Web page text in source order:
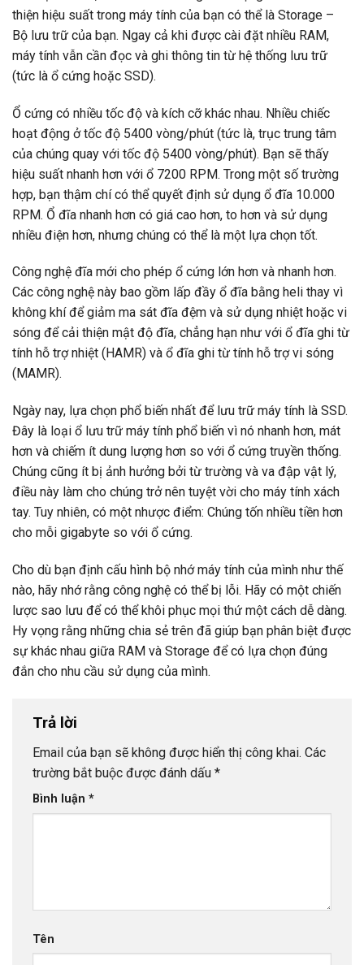
thiện hiệu suất trong máy tính của bạn có thể là Storage –
Bộ lưu trữ của bạn. Ngay cả khi được cài đặt nhiều RAM,
máy tính vẫn cần đọc và ghi thông tin từ hệ thống lưu trữ
(tức là ổ cứng hoặc SSD).
Ổ cứng có nhiều tốc độ và kích cỡ khác nhau. Nhiều chiếc
hoạt động ở tốc độ 5400 vòng/phút (tức là, trục trung tâm
của chúng quay với tốc độ 5400 vòng/phút). Bạn sẽ thấy
hiệu suất nhanh hơn với ổ 7200 RPM. Trong một số trường
hợp, bạn thậm chí có thể quyết định sử dụng ổ đĩa 10.000
RPM. Ổ đĩa nhanh hơn có giá cao hơn, to hơn và sử dụng
nhiều điện hơn, nhưng chúng có thể là một lựa chọn tốt.
Công nghệ đĩa mới cho phép ổ cứng lớn hơn và nhanh hơn.
Các công nghệ này bao gồm lấp đầy ổ đĩa bằng heli thay vì
không khí để giảm ma sát đĩa đệm và sử dụng nhiệt hoặc vi
sóng để cải thiện mật độ đĩa, chẳng hạn như với ổ đĩa ghi từ
tính hỗ trợ nhiệt (HAMR) và ổ đĩa ghi từ tính hỗ trợ vi sóng
(MAMR).
Ngày nay, lựa chọn phổ biến nhất để lưu trữ máy tính là SSD.
Đây là loại ổ lưu trữ máy tính phổ biến vì nó nhanh hơn, mát
hơn và chiếm ít dung lượng hơn so với ổ cứng truyền thống.
Chúng cũng ít bị ảnh hưởng bởi từ trường và va đập vật lý,
điều này làm cho chúng trở nên tuyệt vời cho máy tính xách
tay. Tuy nhiên, có một nhược điểm: Chúng tốn nhiều tiền hơn
cho mỗi gigabyte so với ổ cứng.
Cho dù bạn định cấu hình bộ nhớ máy tính của mình như thế
nào, hãy nhớ rằng công nghệ có thể bị lỗi. Hãy có một chiến
lược sao lưu để có thể khôi phục mọi thứ một cách dễ dàng.
Hy vọng rằng những chia sẻ trên đã giúp bạn phân biệt được
sự khác nhau giữa RAM và Storage để có lựa chọn đúng
đắn cho nhu cầu sử dụng của mình.
Trả lời
Email của bạn sẽ không được hiển thị công khai. Các
trường bắt buộc được đánh dấu *
Bình luận *
Tên